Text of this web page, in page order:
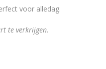
voor alledag.
te verkrijgen.